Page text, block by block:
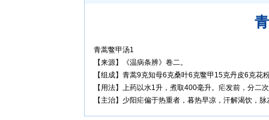
青蒿鳖甲汤1
【来源】《温病条辨》卷二。
【组成】青蒿9克知母6克桑叶6克鳖甲15克丹皮6克花
【用法】上药以水1升，煮取400毫升。疟发前，分二
【主治】少阳疟偏于热重者，暮热早凉，汗解渴饮，脉